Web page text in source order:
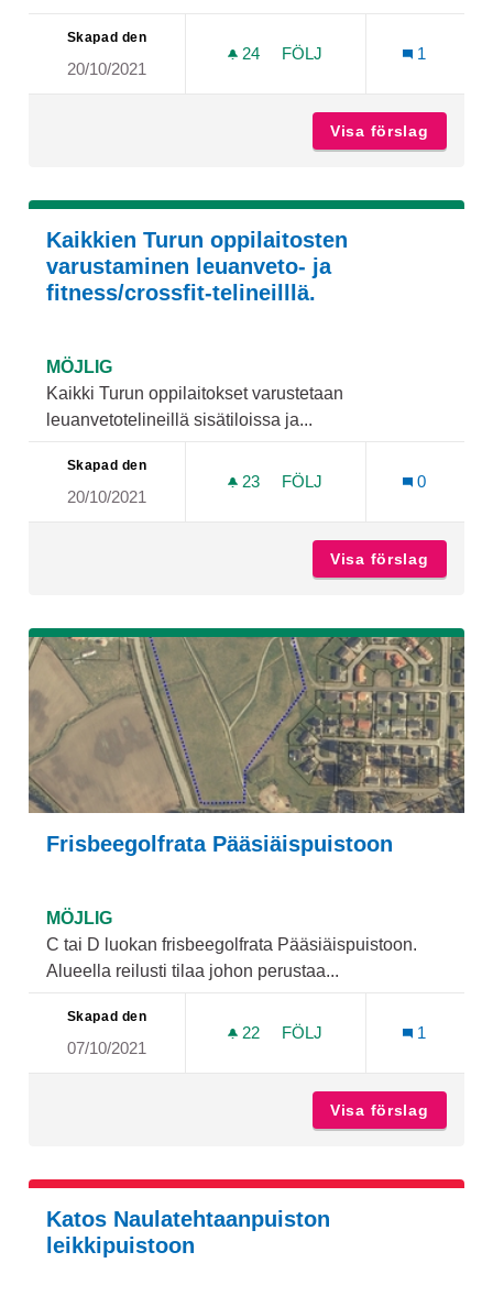
Skapad den
20/10/2021
24 24 FÖLJARE
FÖLJ
1
Visa förslag
Kaikkien Turun oppilaitosten
varustaminen leuanveto- ja
fitness/crossfit-telineilllä.
MÖJLIG
Kaikki Turun oppilaitokset varustetaan
leuanvetotelineillä sisätiloissa ja...
Skapad den
20/10/2021
23 23 FÖLJARE
FÖLJ
0
Visa förslag
Frisbeegolfrata Pääsiäispuistoon
MÖJLIG
C tai D luokan frisbeegolfrata Pääsiäispuistoon.
Alueella reilusti tilaa johon perustaa...
Skapad den
07/10/2021
22 22 FÖLJARE
FÖLJ
1
Visa förslag
Katos Naulatehtaanpuiston
leikkipuistoon